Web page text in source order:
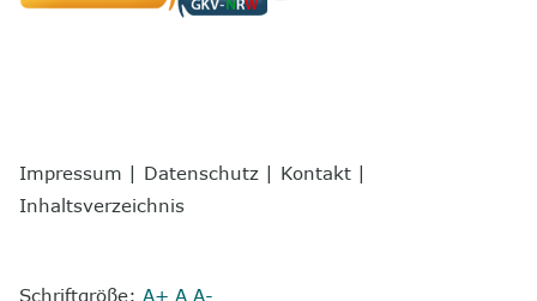
Impressum | Datenschutz | Kontakt |
Inhaltsverzeichnis
Schriftgröße: A+ A A-